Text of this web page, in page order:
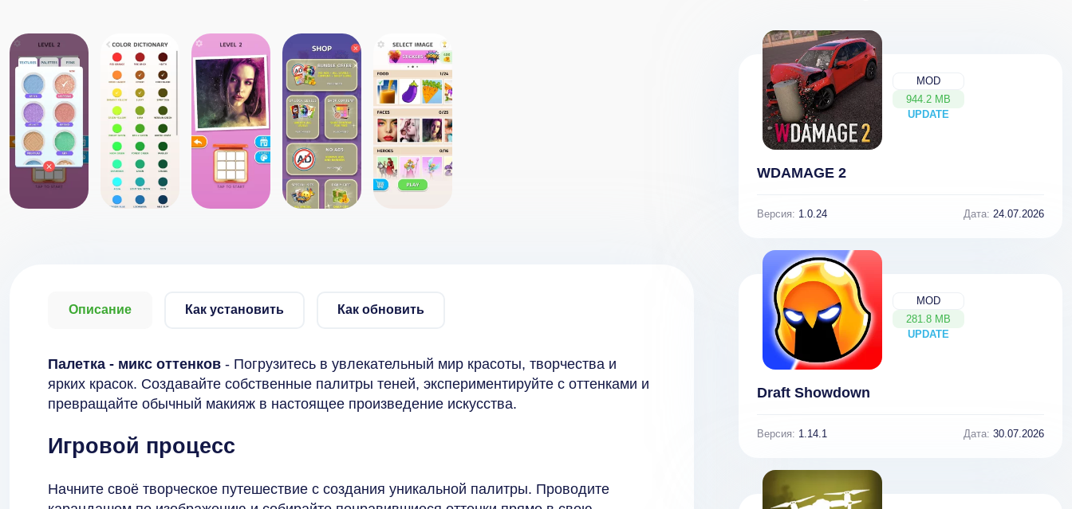
Описание Как установить Как обновить
Палетка - микс оттенков - Погрузитесь в увлекательный мир красоты, творчества и
ярких красок. Создавайте собственные палитры теней, экспериментируйте с оттенками и
превращайте обычный макияж в настоящее произведение искусства.
Игровой процесс
Начните своё творческое путешествие с создания уникальной палитры. Проводите
MOD
944.2 MB
UPDATE
NEW
WDAMAGE 2
Версия: 1.0.24 Дата: 24.07.2026
MOD
281.8 MB
UPDATE
NEW
Draft Showdown
Версия: 1.14.1 Дата: 30.07.2026